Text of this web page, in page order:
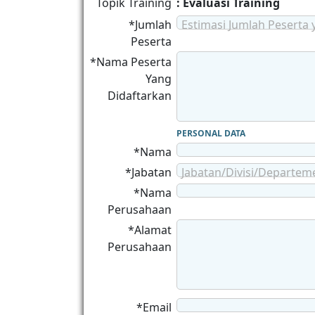
*Jumlah
Peserta
Estimasi Jumlah Peserta
*Nama Peserta
Yang
Didaftarkan
PERSONAL DATA
*Nama
*Jabatan
Jabatan/Divisi/
*Nama
Perusahaan
*Alamat
Perusahaan
*Email